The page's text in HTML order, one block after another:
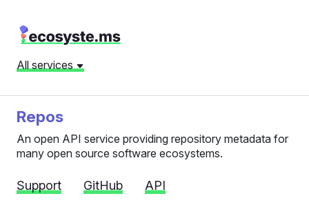
All services
Repos
An open API service providing repository metadata for
many open source software ecosystems.
Support GitHub API